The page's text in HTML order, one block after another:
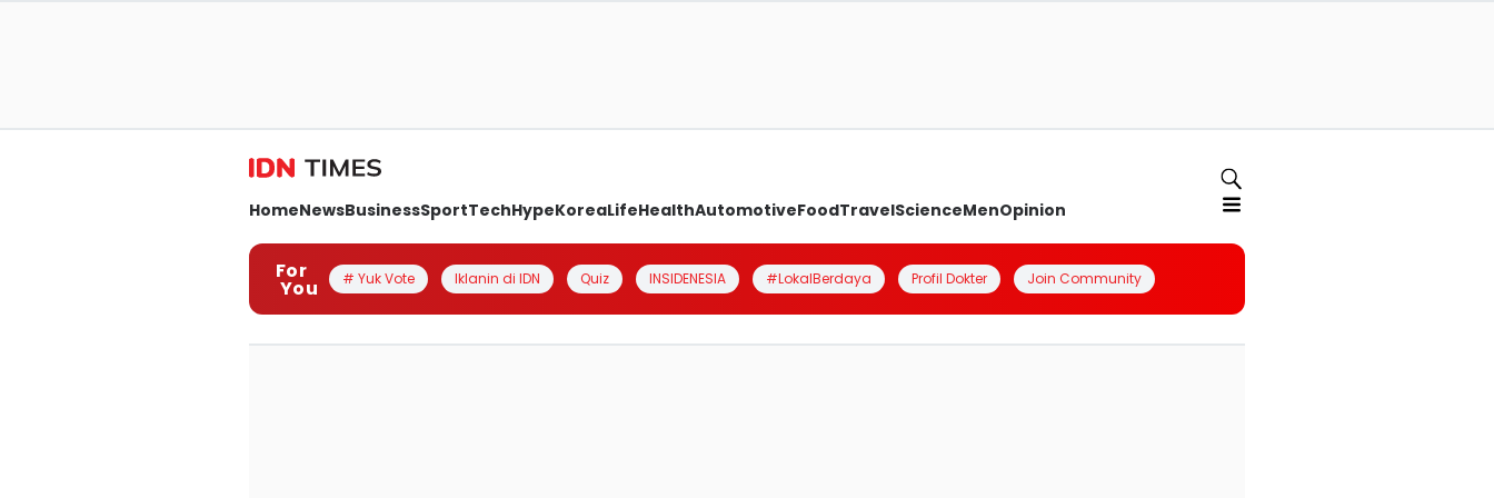
HomeNewsBusinessSportTechHypeKoreaLifeHealthAutomotiveFoodTravelScienceMenOpinion
For
You # Yuk Vote Iklanin di IDN Quiz INSIDENESIA #LokalBerdaya Profil Dokter Join Community